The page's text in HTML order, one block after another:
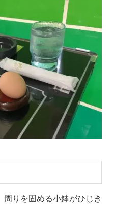
りを固める小鉢がひじき